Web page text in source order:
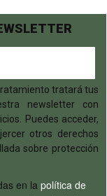
tratará tus
newsletter con
Puedes acceder,
otros derechos
sobre protección
en la política de